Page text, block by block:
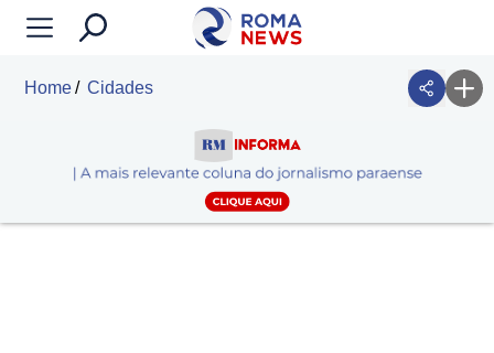
Home Cidades